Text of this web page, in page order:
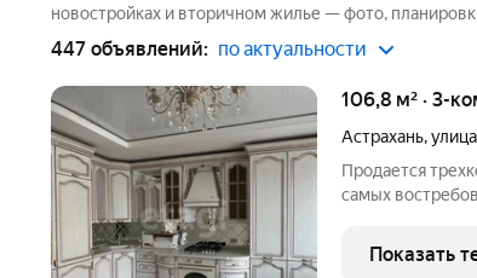
новостройках и вторичном жилье — фото,
447 объявлений: по актуальности
106,8 м² · 3-
Астрахань,
Продается
самых
сдачи дома
кухня,
Показать